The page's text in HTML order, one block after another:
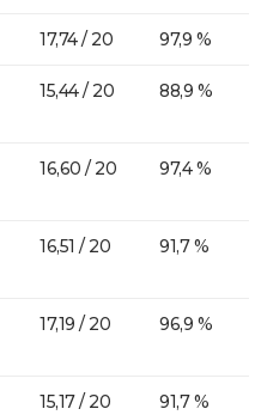
17,74 / 20 97,9 %
15,44 / 20 88,9 %
16,60 / 20 97,4 %
16,51 / 20 91,7 %
17,19 / 20 96,9 %
15,17 / 20 91,7 %